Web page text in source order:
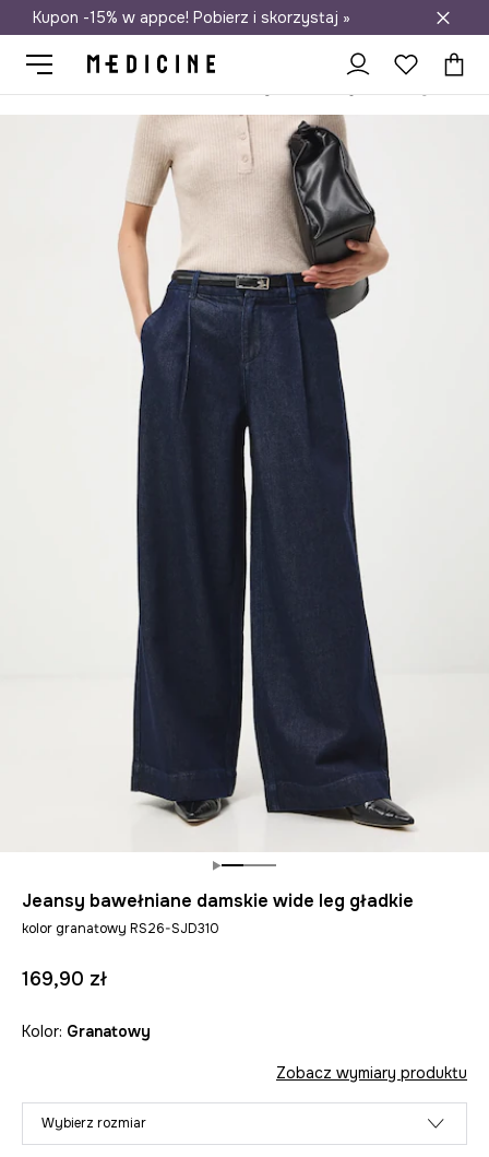
Darmowa dostawa do salonów
Kupon -15% w appce! Pobierz i skorzystaj »
Jeansy bawełniane damskie wide leg gładkie
kolor granatowy RS26-SJD310
169,90 zł
Kolor: granatowy
Zobacz wymiary produktu
Wybierz rozmiar